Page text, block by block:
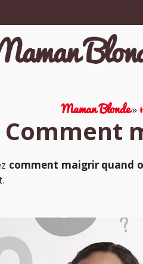
Maman Blonde»
Comment
comment maigrir quand